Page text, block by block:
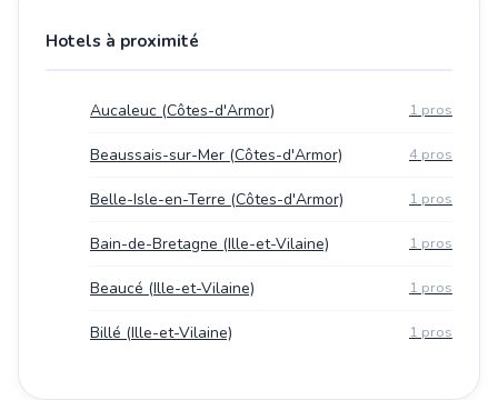
Hotels à proximité
Aucaleuc (Côtes-d'Armor) 1 pros
Beaussais-sur-Mer (Côtes-d'Armor) 4 pros
Belle-Isle-en-Terre (Côtes-d'Armor) 1 pros
Bain-de-Bretagne (Ille-et-Vilaine) 1 pros
Beaucé (Ille-et-Vilaine) 1 pros
Billé (Ille-et-Vilaine) 1 pros